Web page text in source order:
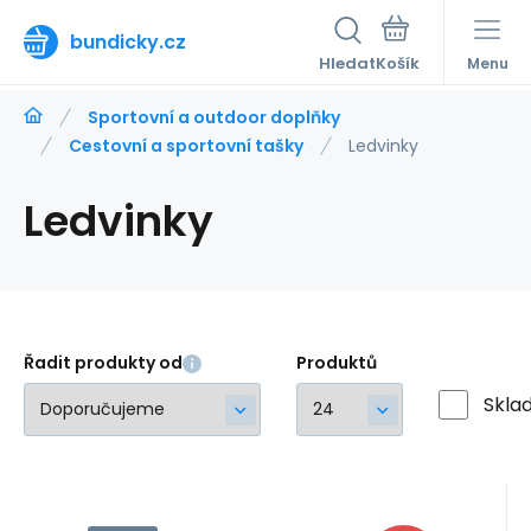
bundicky.cz
Hledat Menu
Sportovní a outdoor doplňky
Cestovní a sportovní tašky
Ledvinky
Ledvinky
Řadit produkty od Produktů